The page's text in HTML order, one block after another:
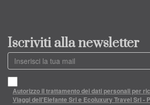
Iscriviti alla newsletter
Autorizzo il trattamento dei dati personali per
Viaggi dell'Elefante Srl e Ecoluxury Travel Srl -